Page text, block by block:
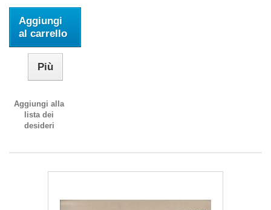
Aggiungi
al carrello
Più
Aggiungi alla
lista dei
desideri